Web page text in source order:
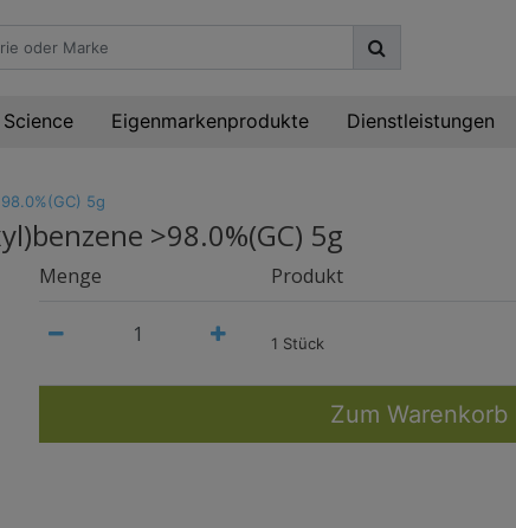
Eigenmarkenprodukte Dienstleistungen
5g
>98.0%(GC) 5g
Menge Produkt
1 Stück
Zum